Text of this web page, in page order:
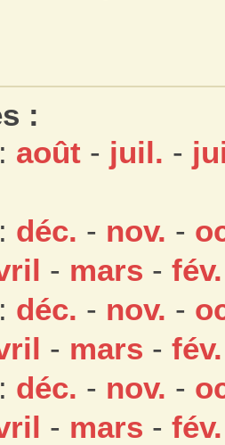
:
août - juil. -
déc. - nov. -
- mars -fév.
déc. - nov. -
- mars -fév.
déc. - nov. -
- mars -fév.